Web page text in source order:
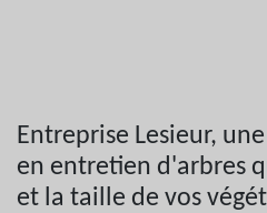
Entreprise Lesieur,
en entretien d'arbres
et la taille de vos